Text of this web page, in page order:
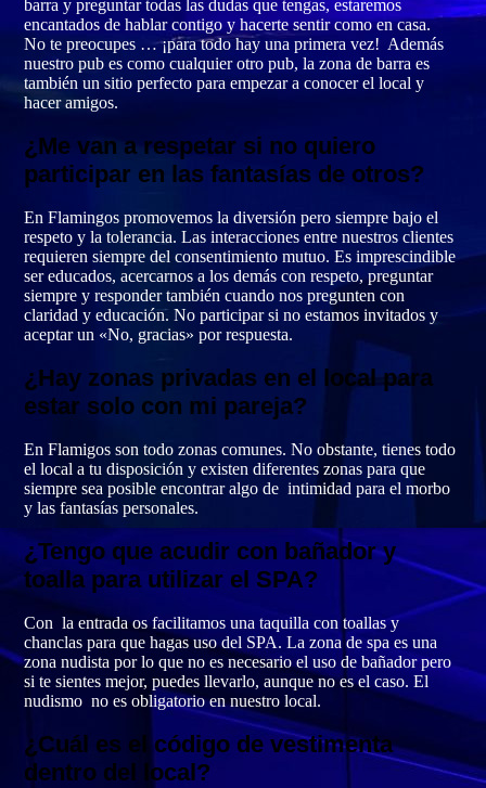
barra y preguntar todas las dudas que tengas, estaremos
encantados de hablar contigo y hacerte sentir como en casa.
No te preocupes … ¡para todo hay una primera vez! Además
nuestro pub es como cualquier otro pub, la zona de barra es
también un sitio perfecto para empezar a conocer el local y
hacer amigos.
¿Me van a respetar si no quiero
participar en las fantasías de otros?
En Flamingos promovemos la diversión pero siempre bajo el
respeto y la tolerancia. Las interacciones entre nuestros clientes
requieren siempre del consentimiento mutuo. Es imprescindible
ser educados, acercarnos a los demás con respeto, preguntar
siempre y responder también cuando nos pregunten con
claridad y educación. No participar si no estamos invitados y
aceptar un «No, gracias» por respuesta.
¿Hay zonas privadas en el local para
estar solo con mi pareja?
En Flamigos son todo zonas comunes. No obstante, tienes todo
el local a tu disposición y existen diferentes zonas para que
siempre sea posible encontrar algo de intimidad para el morbo
y las fantasías personales.
¿Tengo que acudir con bañador y
toalla para utilizar el SPA?
Con la entrada os facilitamos una taquilla con toallas y
chanclas para que hagas uso del SPA. La zona de spa es una
zona nudista por lo que no es necesario el uso de bañador pero
si te sientes mejor, puedes llevarlo, aunque no es el caso. El
nudismo no es obligatorio en nuestro local.
¿Cuál es el código de vestimenta
dentro del local?